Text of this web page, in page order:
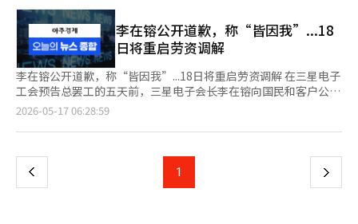
负责人李明九在会议前表示：“我们会尽全力做到最好。” 三星
电子劳资双方在接受劳动部长金英勋的请求后，自前一天开始进行
第二次事后调解会议。前一天的会议上，双方整理了各自的立场，
并就绩效奖金的资金标准和上限等主要争议点进行了谈判。 中央
劳动委员会计划听取双方意见，寻找交集以制定调解方案。然而，
如果会议时间延长，可能会持续到20日。此前于11日至12日进行
的第一次事后调解会议也在13日凌晨结束。 政府表示，如果三星
电子的罢工成为现实，将考虑启动紧急调解权。工会方面预告的罢
工开始时间为21日。
10时结束。 如果劳资双方达成协议，调解申请日起可延长最多10
天。第二次调解期限定于27日。 Kakao工会与公司就绩效奖励结
构和工资涨幅等问题进行谈判，但未能达成一致，宣布谈判破裂。
除了Kakao外，Kakao娱乐、Kakao支付等四个法人工会也已向京
畿地方劳动委员会申请调解。 特别是部分子公司在Kakao总部之
前就已决定停止调解。迪凯科技和XL游戏的工会在同一天进行调
解，但最终未能达成协议。 调解停止是因为劳资双方的立场差异
较大，认为仅通过进一步协商难以达成一致。因此，相关工会通过
会员投票获得了进行罢工或怠工等争议行为的权利。 劳资双方在
SK海力士决定将营业利润的10%作为绩效奖金来源的案例，对
Kakao工会的要求产生了影响。 Kakao总部通过延长调解期限，
李在镕公开道歉，称“皆因我”...18
日将重启劳资调解
李在镕公开道歉，称“皆因我”...18日将重启劳资调解 在三星电子
工会预告总罢工的五天前，三星电子会长李在镕向国民和客户公开
道歉。三星电子劳资双方决定于18日重启事后调解。 李在镕于16
示：“由于我们公司的内部问题，给全球客户带来了不安和担忧，
意，低下了头。 在道歉时，李在镕三次低下头。他强调：“严酷
的风暴由我来承受，所有责任都归我。”并呼吁大家：“让我们共
2026-05-17 06:28:59
上
页
1 下